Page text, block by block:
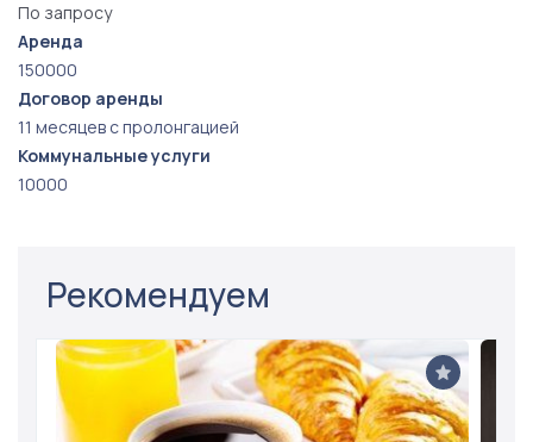
По запросу
Аренда
150000
Договор аренды
11 месяцев с пролонгацией
Коммунальные услуги
10000
Рекомендуем